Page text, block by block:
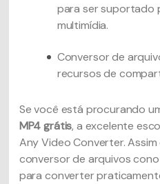
para ser suportado
multimídia.
Conversor de
recursos de
Se você está procurando
MP4 grátis, a excelente
Any Video Converter.
conversor de arquivos
para converter